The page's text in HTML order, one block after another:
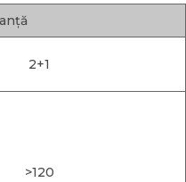
2+1
>120